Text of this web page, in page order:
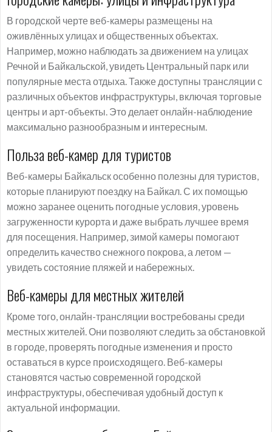
В городской черте веб-камеры размещены на
оживлённых улицах и общественных объектах.
Например, можно наблюдать за движением на улицах
Речной и Байкальской, увидеть Центральный парк или
популярные места отдыха. Также доступны трансляции с
различных объектов инфраструктуры, включая торговые
центры и арт-объекты. Это делает онлайн-наблюдение
максимально разнообразным и интересным.
Польза веб-камер для туристов
Веб-камеры Байкальск особенно полезны для туристов,
которые планируют поездку на Байкал. С их помощью
можно заранее оценить погодные условия, уровень
загруженности курорта и даже выбрать лучшее время
для посещения. Например, зимой камеры помогают
определить качество снежного покрова, а летом —
увидеть состояние пляжей и набережных.
Веб-камеры для местных жителей
Кроме того, онлайн-трансляции востребованы среди
местных жителей. Они позволяют следить за обстановкой
в городе, проверять погодные изменения и просто
оставаться в курсе происходящего. Веб-камеры
становятся частью современной городской
инфраструктуры, обеспечивая удобный доступ к
актуальной информации.